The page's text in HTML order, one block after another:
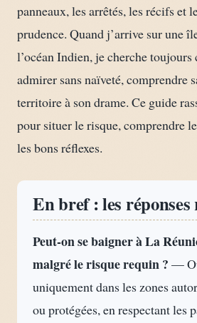
panneaux, les arrêtés, les récifs et
prudence. Quand j’arrive sur une
l’océan Indien, je cherche
admirer sans naïveté, comprendre
territoire à son drame. Ce guide
pour situer le risque, comprendre
les bons réflexes.
En bref : les réponses
Peut-on se baigner à La
malgré le risque requin ? —
uniquement dans les zones
ou protégées, en respectant les